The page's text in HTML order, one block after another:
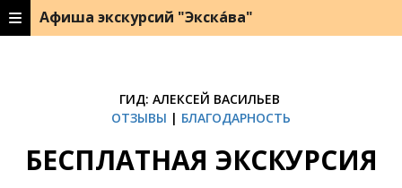
Афиша экскурсий "Экска́ва"
ГИД: АЛЕКСЕЙ ВАСИЛЬЕВ
ОТЗЫВЫ | БЛАГОДАРНОСТЬ
БЕСПЛАТНАЯ ЭКСКУРСИЯ